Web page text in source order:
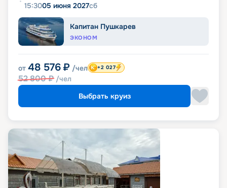
15:3005 июня 2027сб
Капитан Пушкарев
ЭКОНОМ
от 48 576 ₽ /чел
52 800₽ /чел
+2 027
Выбрать круиз